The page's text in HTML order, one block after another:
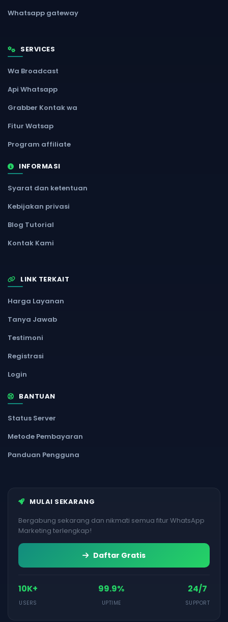
Whatsapp gateway
SERVICES
Wa Broadcast
Api Whatsapp
Grabber Kontak wa
Fitur Watsap
Program affiliate
INFORMASI
Syarat dan ketentuan
Kebijakan privasi
Blog Tutorial
Kontak Kami
LINK TERKAIT
Harga Layanan
Tanya Jawab
Testimoni
Registrasi
Login
BANTUAN
Status Server
Metode Pembayaran
Panduan Pengguna
MULAI SEKARANG
Bergabung sekarang dan nikmati semua fitur WhatsApp
Marketing terlengkap!
Daftar Gratis
10K+
USERS
99.9%
UPTIME
24/7
SUPPORT